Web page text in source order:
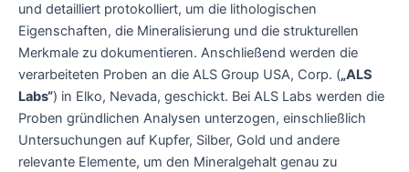
und detailliert protokolliert, um die lithologischen
Eigenschaften, die Mineralisierung und die strukturellen
Merkmale zu dokumentieren. Anschließend werden die
verarbeiteten Proben an die ALS Group USA, Corp. („ALS
Labs“) in Elko, Nevada, geschickt. Bei ALS Labs werden die
Proben gründlichen Analysen unterzogen, einschließlich
Untersuchungen auf Kupfer, Silber, Gold und andere
relevante Elemente, um den Mineralgehalt genau zu